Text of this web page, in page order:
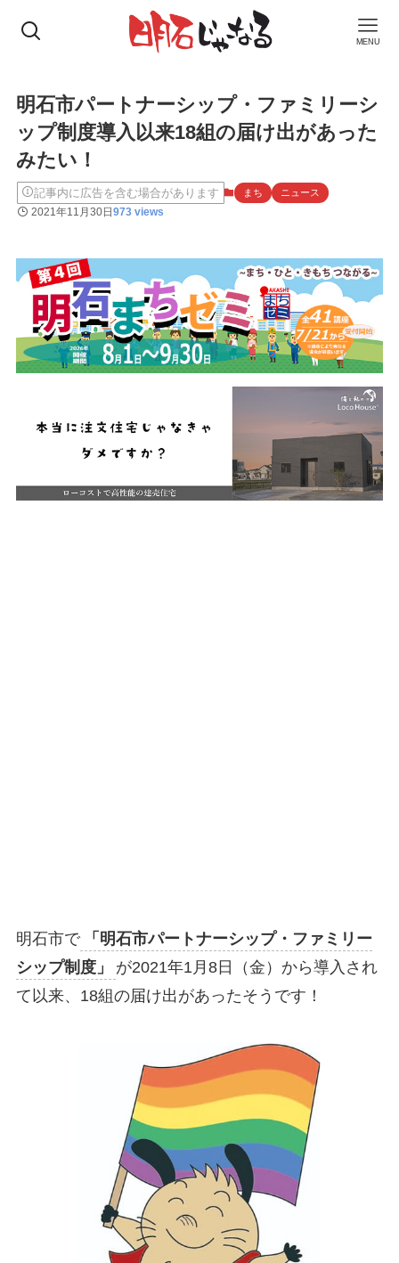
MENU
明石市パートナーシップ・ファミリーシ
ップ制度導入以来18組の届け出があった
みたい！
記事内に広告を含む場合があります まち ニュース
2021年11月30日973 views
明石市で
「明石市パートナーシップ・ファミリー
シップ制度」
が2021年1月8日（金）から導入され
て以来、18組の届け出があったそうです！